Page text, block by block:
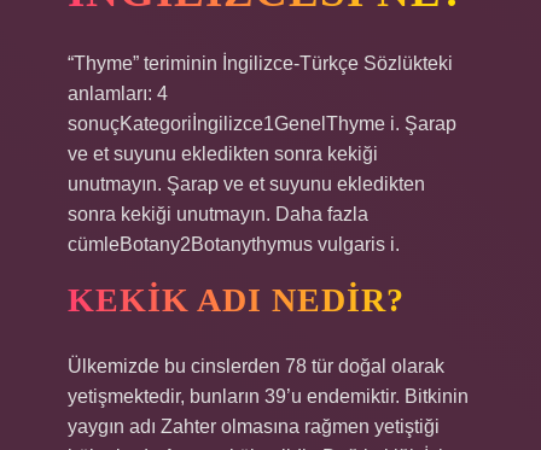
“Thyme” teriminin İngilizce-Türkçe Sözlükteki
anlamları: 4
sonuçKategoriİngilizce1GenelThyme i. Şarap
ve et suyunu ekledikten sonra kekiği
unutmayın. Şarap ve et suyunu ekledikten
sonra kekiği unutmayın. Daha fazla
cümleBotany2Botanythymus vulgaris i.
KEKIK ADI NEDIR?
Ülkemizde bu cinslerden 78 tür doğal olarak
yetişmektedir, bunların 39’u endemiktir. Bitkinin
yaygın adı Zahter olmasına rağmen yetiştiği